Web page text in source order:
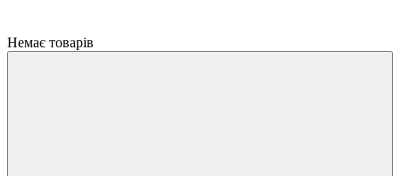
Немає товарів